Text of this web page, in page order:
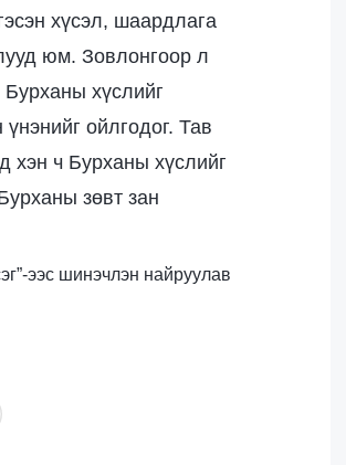
хүсэл, шаардлага
юм. Зовлонгоор л
хүслийг
ойлгодог. Тав
хэн ч Бурханы хүслийг
зөвт зан
ээс шинэчлэн найруулав